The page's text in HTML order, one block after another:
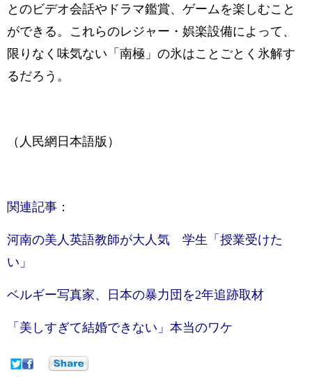
とのビデオ会話やドラマ鑑賞、ゲームを楽しむこと
ができる。これらのレジャー・娯楽設備によって、
限りなく味気ない「南極」の氷はことごとく氷解す
るだろう。
（人民網日本語版）
関連記事：
河南の美人英語教師が大人気 学生「授業受けた
い」
ベルギー写真家、日本の暴力団を2年追跡取材
「美しすぎて結婚できない」本当のワケ